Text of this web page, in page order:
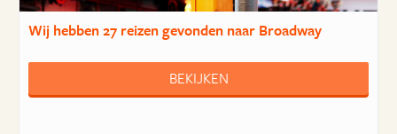
Wij hebben27 reizengevonden naar Broadway
BEKIJKEN